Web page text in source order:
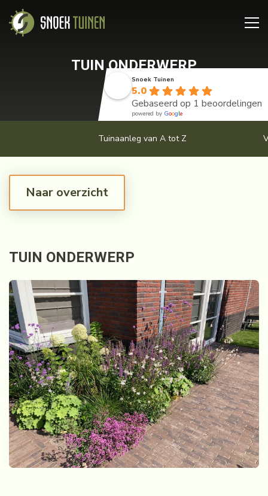
TUIN ONDERWERP
Snoek Tuinen
5.0
Gebaseerd op 1 beoordelingen
powered by Google
Tuinaanleg van A tot Z
Naar overzicht
TUIN ONDERWERP